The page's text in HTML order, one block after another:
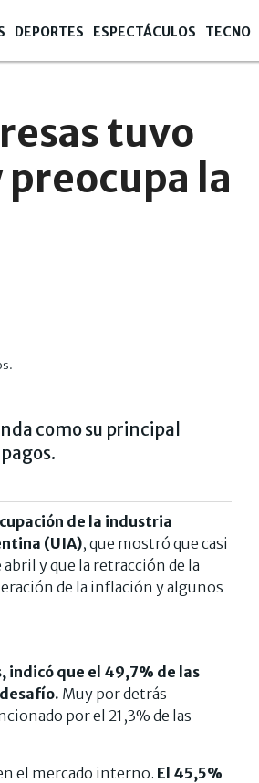
DEPORTES ESPECTÁCULOS TECNO
tuvo
la
como su principal
de la industria
(UIA), que mostró que casi
y que la retracción de la
de la inflación y algunos
indicó que el 49,7% de las
Muy por detrás
por el 21,3% de las
el mercado interno. El 45,5%